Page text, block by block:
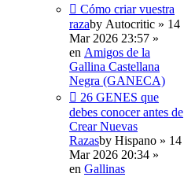
Cómo criar vuestra
razaby Autocritic » 14
Mar 2026 23:57 »
en Amigos de la
Gallina Castellana
Negra (GANECA)
26 GENES que
debes conocer antes de
Crear Nuevas
Razasby Hispano » 14
Mar 2026 20:34 »
en Gallinas